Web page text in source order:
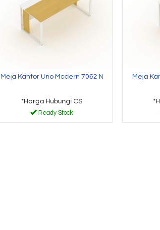
Meja Kantor Uno Modern 7062 N
*Harga Hubungi CS
Ready Stock
Meja